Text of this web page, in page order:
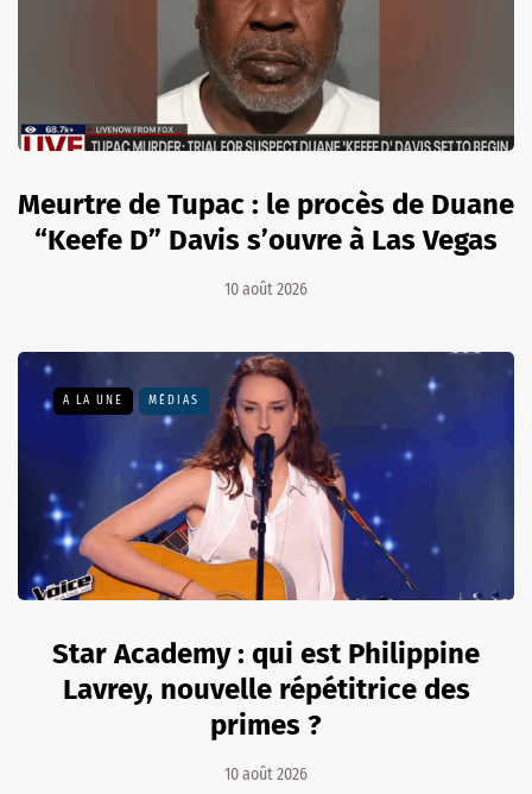
Meurtre de Tupac : le procès de Duane
“Keefe D” Davis s’ouvre à Las Vegas
10 août 2026
A LA UNE MÉDIAS
Star Academy : qui est Philippine
Lavrey, nouvelle répétitrice des
primes ?
10 août 2026